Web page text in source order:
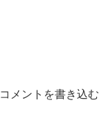
コメントを書き込む